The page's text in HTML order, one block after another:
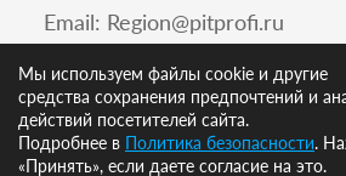
Email: Region@pitprofi.ru
График работы Пн-Пт: 9-19, Сб: 10-18
ИЗБРАННОЕ 0
Мы используем файлы cookie и другие
средства сохранения предпочтений и
действий посетителей сайта.
Подробнее в Политика безопасности.
«Принять», если даете согласие на это.